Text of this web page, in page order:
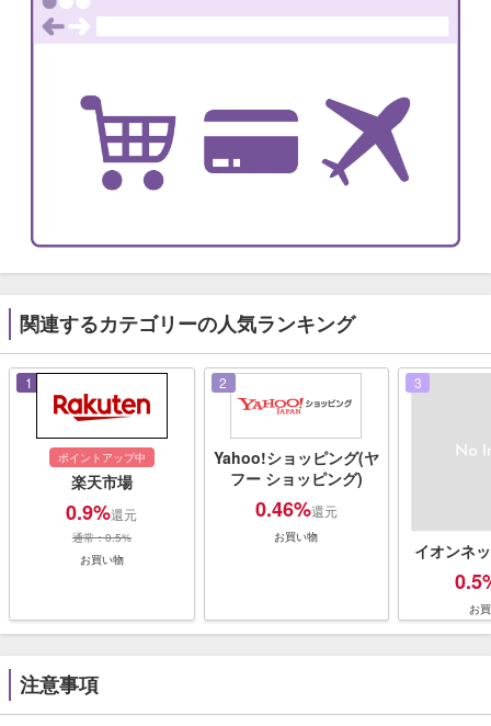
関連するカテゴリーの人気ランキング
1
ポイントアップ中
楽天市場
0.9%還元
通常：0.5%
お買い物
2
Yahoo!ショッピング(ヤ
フー ショッピング)
0.46%還元
お買い物
3
イオンネ
お
注意事項